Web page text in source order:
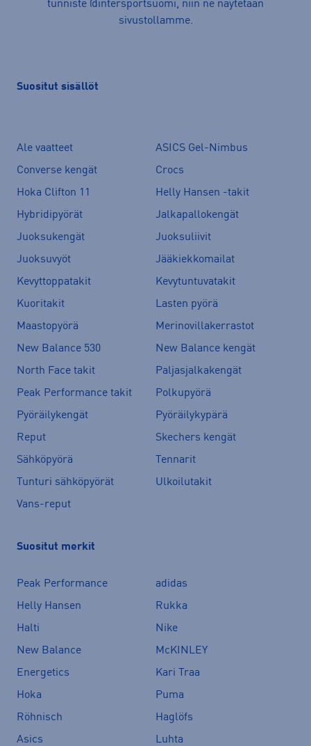
tunniste @intersportsuomi, niin ne näytetään
sivustollamme.
Suositut sisällöt
Ale vaatteet
ASICS Gel-Nimbus
Converse kengät
Crocs
Hoka Clifton 11
Helly Hansen -takit
Hybridipyörät
Jalkapallokengät
Juoksukengät
Juoksuliivit
Juoksuvyöt
Jääkiekkomailat
Kevyttoppatakit
Kevytuntuvatakit
Kuoritakit
Lasten pyörä
Maastopyörä
Merinovillakerrastot
New Balance 530
New Balance kengät
North Face takit
Paljasjalkakengät
Peak Performance takit
Polkupyörä
Pyöräilykengät
Pyöräilykypärä
Reput
Skechers kengät
Sähköpyörä
Tennarit
Tunturi sähköpyörät
Ulkoilutakit
Vans-reput
Suositut merkit
Peak Performance
adidas
Helly Hansen
Rukka
Halti
Nike
New Balance
McKINLEY
Energetics
Kari Traa
Hoka
Puma
Röhnisch
Haglöfs
Asics
Luhta